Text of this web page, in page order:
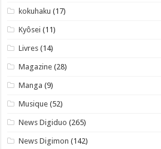
kokuhaku (17)
Kyôsei (11)
Livres (14)
Magazine (28)
Manga (9)
Musique (52)
News Digiduo (265)
News Digimon (142)